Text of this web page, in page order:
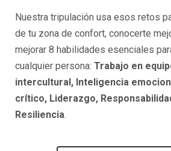
Nuestra tripulación usa esos retos
de tu zona de confort, conocerte
mejorar 8 habilidades esenciales
cualquier persona: Trabajo en
intercultural, Inteligencia
crítico, Liderazgo,
Resiliencia.